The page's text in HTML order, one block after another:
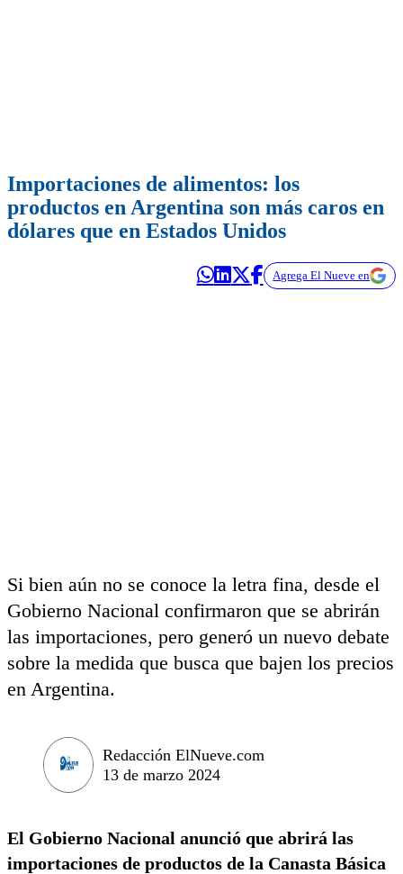
Importaciones de alimentos: los
productos en Argentina son más caros en
dólares que en Estados Unidos
Agrega El Nueve en
Si bien aún no se conoce la letra fina, desde el
Gobierno Nacional confirmaron que se abrirán
las importaciones, pero generó un nuevo debate
sobre la medida que busca que bajen los precios
en Argentina.
Redacción ElNueve.com
13 de marzo 2024
El Gobierno Nacional anunció que abrirá las
importaciones de productos de la Canasta Básica